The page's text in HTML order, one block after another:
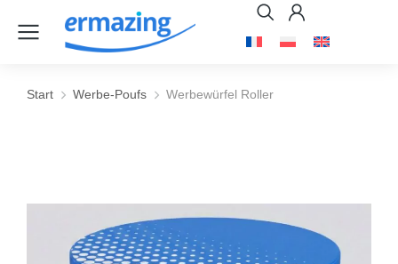
Sie befinden sich hier:
Start Werbe-Poufs Werbewürfel Roller